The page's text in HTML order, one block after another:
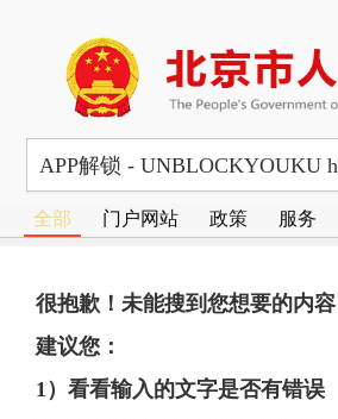
全部 门户网站 政策 服务
很抱歉！未能搜到您想要的内容
建议您：
1）看看输入的文字是否有错误